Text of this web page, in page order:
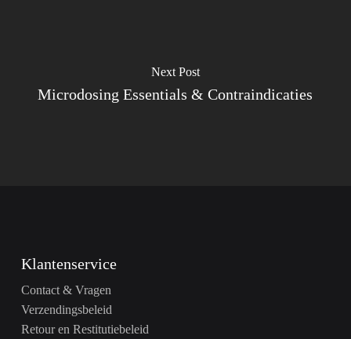
Next Post
Microdosing Essentials & Contraindicaties
Klantenservice
Contact & Vragen
Verzendingsbeleid
Retour en Restitutiebeleid